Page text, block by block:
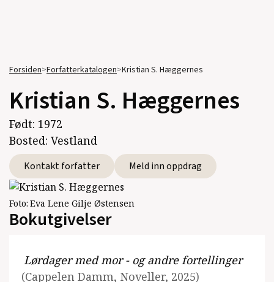
Forsiden>Forfatterkatalogen>Kristian S. Hæggernes
Kristian S. Hæggernes
Født: 1972
Bosted: Vestland
Kontakt forfatter Meld inn oppdrag
Foto: Eva Lene Gilje Østensen
Bokutgivelser
Lørdager med mor - og andre fortellinger
(Cappelen Damm, Noveller, 2025)